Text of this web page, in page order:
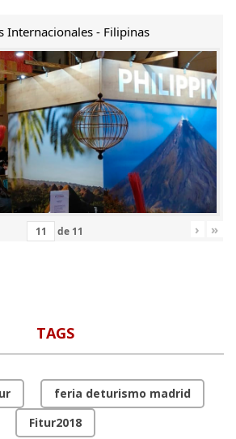
Internacionales - Filipinas
de 11 › »
TAGS
feria deturismo madrid
Fitur2018